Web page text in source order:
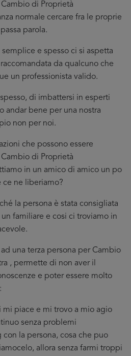
di Proprietà
normale cercare fra le proprie
parola.
e spesso ci si aspetta
da qualcuno che
un professionista valido.
di imbattersi in esperti
andar bene per una nostra
non per noi.
che possono essere
di Proprietà
in un amico di amico un po
ne liberiamo?
la persona è stata consigliata
familiare e cosi ci troviamo in
una terza persona per Cambio
, permette di non aver il
e poter essere molto
mi piace e mi trovo a mio agio
senza problemi
con la persona, cosa che puo
allora senza farmi troppi